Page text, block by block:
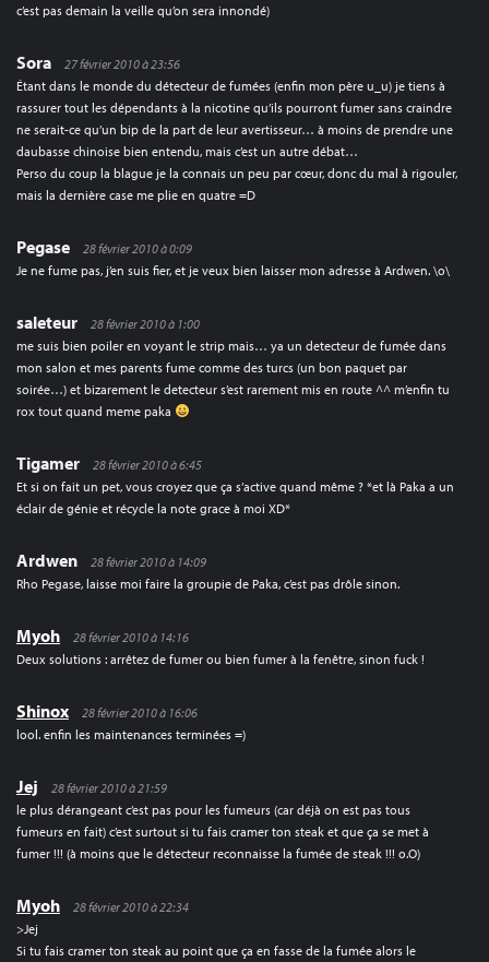
c’est pas demain la veille qu’on sera innondé)
Sora
27 février 2010 à 23:56
Étant dans le monde du détecteur de fumées (enfin mon père u_u) je tiens à
rassurer tout les dépendants à la nicotine qu’ils pourront fumer sans craindre
ne serait-ce qu’un bip de la part de leur avertisseur… à moins de prendre une
daubasse chinoise bien entendu, mais c’est un autre débat…
Perso du coup la blague je la connais un peu par cœur, donc du mal à rigouler,
mais la dernière case me plie en quatre =D
Pegase
28 février 2010 à 0:09
Je ne fume pas, j’en suis fier, et je veux bien laisser mon adresse à Ardwen. \o\
saleteur
28 février 2010 à 1:00
me suis bien poiler en voyant le strip mais… ya un detecteur de fumée dans
mon salon et mes parents fume comme des turcs (un bon paquet par
soirée…) et bizarement le detecteur s’est rarement mis en route ^^ m’enfin tu
rox tout quand meme paka
Tigamer
28 février 2010 à 6:45
Et si on fait un pet, vous croyez que ça s’active quand même ? *et là Paka a un
éclair de génie et récycle la note grace à moi XD*
Ardwen
28 février 2010 à 14:09
Rho Pegase, laisse moi faire la groupie de Paka, c’est pas drôle sinon.
Myoh
28 février 2010 à 14:16
Deux solutions : arrêtez de fumer ou bien fumer à la fenêtre, sinon fuck !
Shinox
28 février 2010 à 16:06
lool. enfin les maintenances terminées =)
Jej
28 février 2010 à 21:59
le plus dérangeant c’est pas pour les fumeurs (car déjà on est pas tous
fumeurs en fait) c’est surtout si tu fais cramer ton steak et que ça se met à
fumer !!! (à moins que le détecteur reconnaisse la fumée de steak !!! o.O)
Myoh
28 février 2010 à 22:34
>Jej
Si tu fais cramer ton steak au point que ça en fasse de la fumée alors le